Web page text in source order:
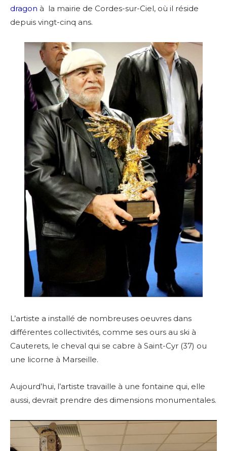
dragon à la mairie de Cordes-sur-Ciel, où il réside
depuis vingt-cinq ans.
L’artiste a installé de nombreuses oeuvres dans
différentes collectivités, comme ses ours au ski à
Cauterets, le cheval qui se cabre à Saint-Cyr (37) ou
une licorne à Marseille.
Aujourd’hui, l’artiste travaille à une fontaine qui, elle
aussi, devrait prendre des dimensions monumentales.